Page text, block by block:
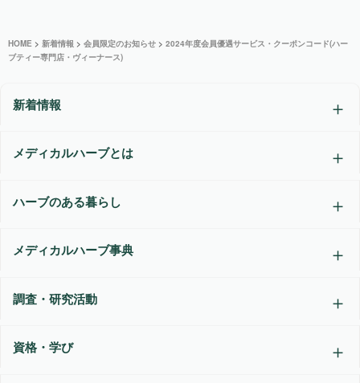
HOME > 新着情報 > 会員限定のお知らせ > 2024年度会員優遇サービス・クーポンコード(ハー
ブティー専門店・ヴィーナース)
新着情報
メディカルハーブとは
ハーブのある暮らし
メディカルハーブ事典
調査・研究活動
資格・学び